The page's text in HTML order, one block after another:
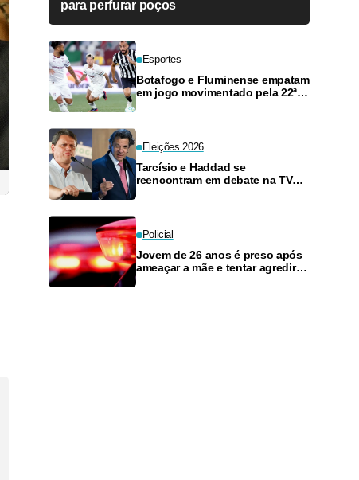
para perfurar poços
Esportes
Botafogo e Fluminense empatam
em jogo movimentado pela 22ª
Eleições 2026
Tarcísio e Haddad se
reencontram em debate na TV
Policial
Jovem de 26 anos é preso após
ameaçar a mãe e tentar agredir o